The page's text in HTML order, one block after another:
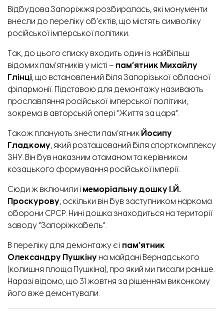
Відбудова.Запоріжжя розбиралась, які монументи
внесли до переліку об’єктів, що містять символіку
російської імперської політики.
Так, до цього списку входить один із найбільш
відомих пам’ятників у місті – пам’ятник Михайлу
Глінці, що встановлений біля Запорізької обласної
філармонії. Підставою для демонтажу називають
прославляння російської імперської політики,
зокрема в авторській опері “Життя за царя”.
Також планують знести пам’ятник Йосипу
Гладкому, який розташований біля спорткомплексу
ЗНУ. Він був наказним отаманом та керівником
козацького формування російської імперії.
Сюди ж включили і меморіальну дошку І.Й.
Проскурову, оскільки він був заступником наркома
оборони СРСР. Нині дошка знаходиться на території
заводу “Запоріжкабель”.
В переліку для демонтажу є і пам’ятник
Олександру Пушкіну на майдані Вернадського
(колишня площа Пушкіна), про який ми писали раніше.
Наразі відомо, що 31 жовтня за рішенням виконкому
його вже демонтували.